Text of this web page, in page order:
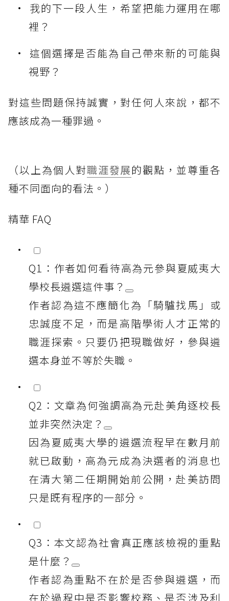
我的下一段人生，希望把能力運用在哪
裡？
這個選擇是否能為自己帶來新的可能與
視野？
對這些問題保持誠實，對任何人來說，都不
應該成為一種罪過。
（以上為個人對職涯發展的觀點，並尊重各
種不同面向的看法。）
精華 FAQ
Q1：作者如何看待高為元參與夏威夷大
學校長遴選這件事？
作者認為這不應簡化為「騎驢找馬」或
忠誠度不足，而是高階學術人才正常的
職涯探索。只要仍把現職做好，參與遴
選本身並不等於失職。
Q2：文章為何強調高為元赴美角逐校長
並非突然決定？
因為夏威夷大學的遴選流程早在數月前
就已啟動，高為元成為決選者的消息也
在清大第二任期開始前公開，赴美訪問
只是既有程序的一部分。
Q3：本文認為社會真正應該檢視的重點
是什麼？
作者認為重點不在於是否參與遴選，而
在於過程中是否影響校務、是否涉及利